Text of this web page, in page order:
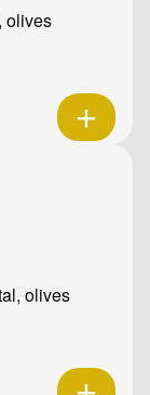
olives
olives